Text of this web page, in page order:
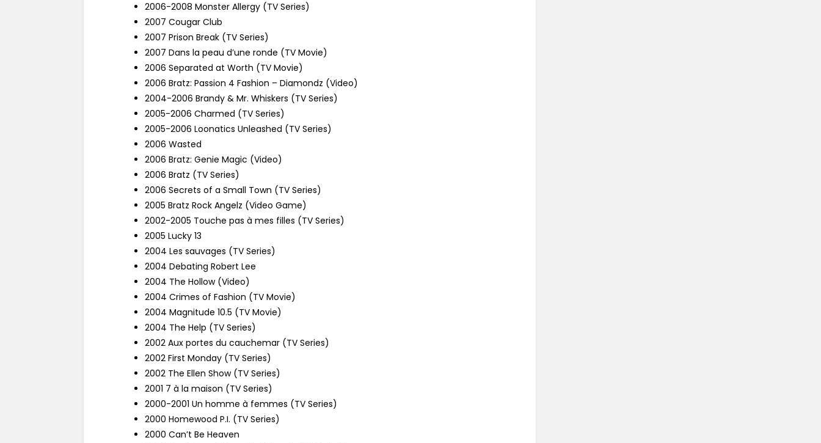
2006-2008 Monster Allergy (TV Series)
2007 Cougar Club
2007 Prison Break (TV Series)
2007 Dans la peau d’une ronde (TV Movie)
2006 Separated at Worth (TV Movie)
2006 Bratz: Passion 4 Fashion – Diamondz (Video)
2004-2006 Brandy & Mr. Whiskers (TV Series)
2005-2006 Charmed (TV Series)
2005-2006 Loonatics Unleashed (TV Series)
2006 Wasted
2006 Bratz: Genie Magic (Video)
2006 Bratz (TV Series)
2006 Secrets of a Small Town (TV Series)
2005 Bratz Rock Angelz (Video Game)
2002-2005 Touche pas à mes filles (TV Series)
2005 Lucky 13
2004 Les sauvages (TV Series)
2004 Debating Robert Lee
2004 The Hollow (Video)
2004 Crimes of Fashion (TV Movie)
2004 Magnitude 10.5 (TV Movie)
2004 The Help (TV Series)
2002 Aux portes du cauchemar (TV Series)
2002 First Monday (TV Series)
2002 The Ellen Show (TV Series)
2001 7 à la maison (TV Series)
2000-2001 Un homme à femmes (TV Series)
2000 Homewood P.I. (TV Series)
2000 Can’t Be Heaven